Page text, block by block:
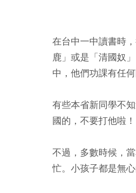
在台中一中讀書時
鹿」或是「清國奴
中，他們功課有任
有些本省新同學不
國的，不要打他啦
不過，多數時候，
忙。小孩子都是無